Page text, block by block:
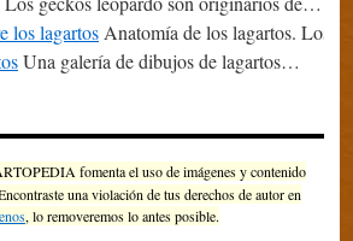
los lagartosAnatomía de los lagartos. Los
Una galería de dibujos de lagartos…
fomenta el uso de imágenes y contenido
una violación de tus derechos de autor en
, lo removeremos lo antes posible.